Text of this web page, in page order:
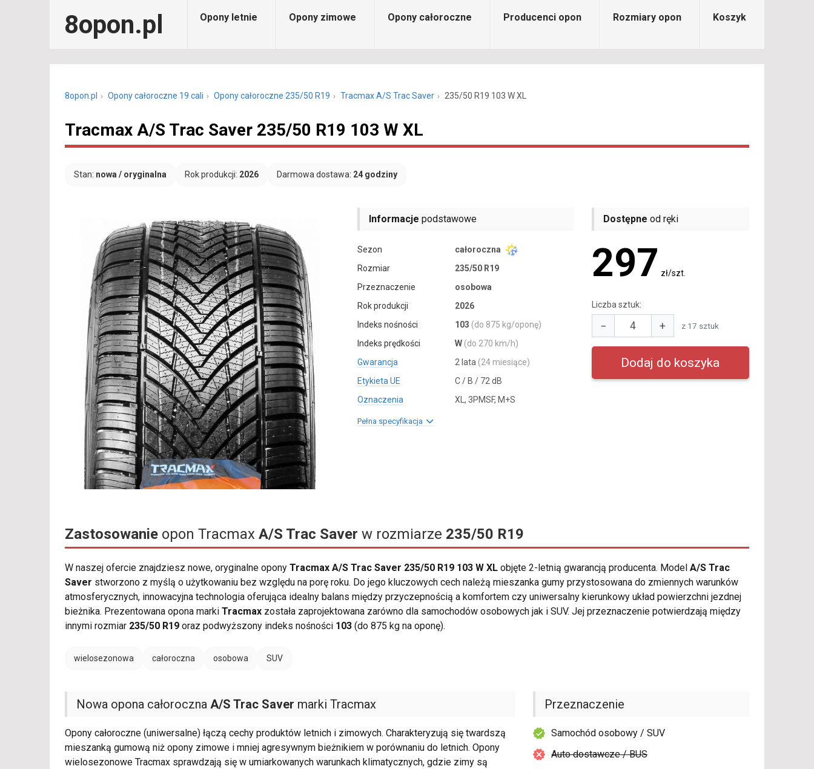
8opon.pl Opony letnie Opony zimowe Opony całoroczne Producenci opon Rozmiary opon Koszyk
8opon.pl Opony całoroczne 19 cali Opony całoroczne 235/50 R19 Tracmax A/S Trac Saver 235/50 R19 103 W XL
Tracmax A/S Trac Saver 235/50 R19 103 W XL
Stan: nowa / oryginalna Rok produkcji: 2026 Darmowa dostawa: 24 godziny
Informacje podstawowe
Sezon
całoroczna
Rozmiar
235/50 R19
Przeznaczenie
osobowa
Rok produkcji
2026
Indeks nośności
103 (do 875 kg/oponę)
Indeks prędkości
W (do 270 km/h)
Gwarancja
2 lata (24 miesiące)
Etykieta UE
C / B / 72 dB
Oznaczenia
XL, 3PMSF, M+S
Pełna specyfikacja
Dostępne od ręki
297 zł/szt.
Liczba sztuk:
− + z 17 sztuk
Zastosowanie opon Tracmax A/S Trac Saver w rozmiarze 235/50 R19
W naszej ofercie znajdziesz nowe, oryginalne opony Tracmax A/S Trac Saver 235/50 R19 103 W XL objęte 2-letnią gwarancją producenta. Model A/S Trac
Saver stworzono z myślą o użytkowaniu bez względu na porę roku. Do jego kluczowych cech należą mieszanka gumy przystosowana do zmiennych warunków
atmosferycznych, innowacyjna technologia oferująca idealny balans między przyczepnością a komfortem czy uniwersalny kierunkowy układ powierzchni jezdnej
bieżnika. Prezentowana opona marki Tracmax została zaprojektowana zarówno dla samochodów osobowych jak i SUV. Jej przeznaczenie potwierdzają między
innymi rozmiar 235/50 R19 oraz podwyższony indeks nośności 103 (do 875 kg na oponę).
wielosezonowa całoroczna osobowa SUV
Nowa opona całoroczna A/S Trac Saver marki Tracmax
Opony całoroczne (uniwersalne) łączą cechy produktów letnich i zimowych. Charakteryzują się twardszą
mieszanką gumową niż opony zimowe i mniej agresywnym bieżnikiem w porównaniu do letnich. Opony
wielosezonowe Tracmax sprawdzają się w umiarkowanych warunkach klimatycznych, gdzie zimy są
Przeznaczenie
Samochód osobowy / SUV
Auto dostawcze / BUS